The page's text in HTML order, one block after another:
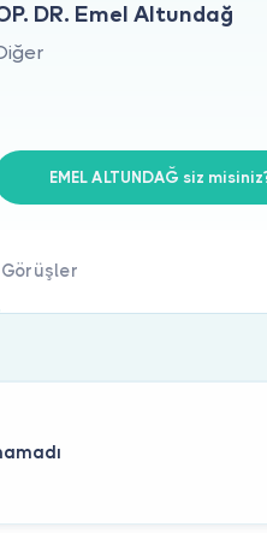
DR. Emel Altundağ
EMEL ALTUNDAĞ siz
Görüşler